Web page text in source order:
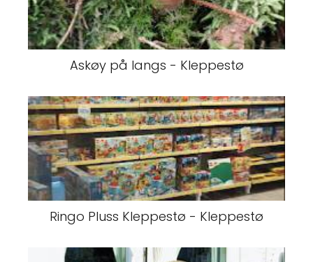
Askøy på langs - Kleppestø
Ringo Pluss Kleppestø - Kleppestø